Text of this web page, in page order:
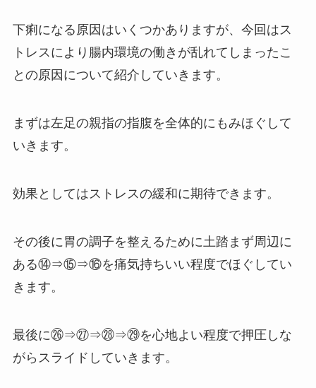
下痢になる原因はいくつかありますが、今回はス
トレスにより腸内環境の働きが乱れてしまったこ
との原因について紹介していきます。
まずは左足の親指の指腹を全体的にもみほぐして
いきます。
効果としてはストレスの緩和に期待できます。
その後に胃の調子を整えるために土踏まず周辺に
ある⑭⇒⑮⇒⑯を痛気持ちいい程度でほぐしてい
きます。
最後に㉖⇒㉗⇒㉘⇒㉙を心地よい程度で押圧しな
がらスライドしていきます。